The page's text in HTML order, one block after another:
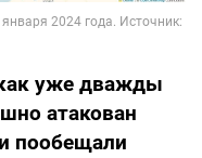
уже дважды
атакован
пообещали